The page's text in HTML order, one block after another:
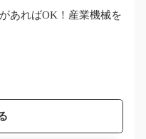
あればOK！産業機械を